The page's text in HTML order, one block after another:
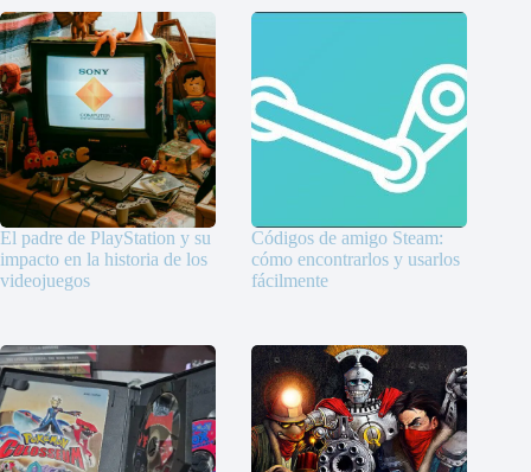
El padre de PlayStation y su
impacto en la historia de los
videojuegos
Códigos de amigo Steam:
cómo encontrarlos y usarlos
fácilmente